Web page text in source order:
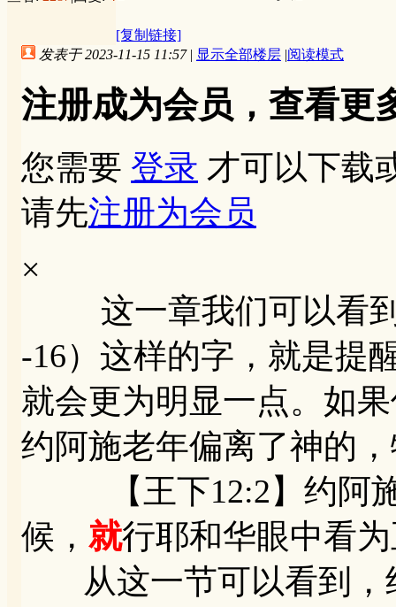
[复制链接]
发表于 2023-11-15 11:57 | 显示全部楼层 |阅读模式
注册成为会员，查看更
您需要 登录 才可以下载
请先注册为会员
×
这一章我们可以看到
-16）这样的字，就是提
就会更为明显一点。如
约阿施老年偏离了神的
【王下12:2】约阿施
候， 就行耶和华眼中看
从这一节可以看到，